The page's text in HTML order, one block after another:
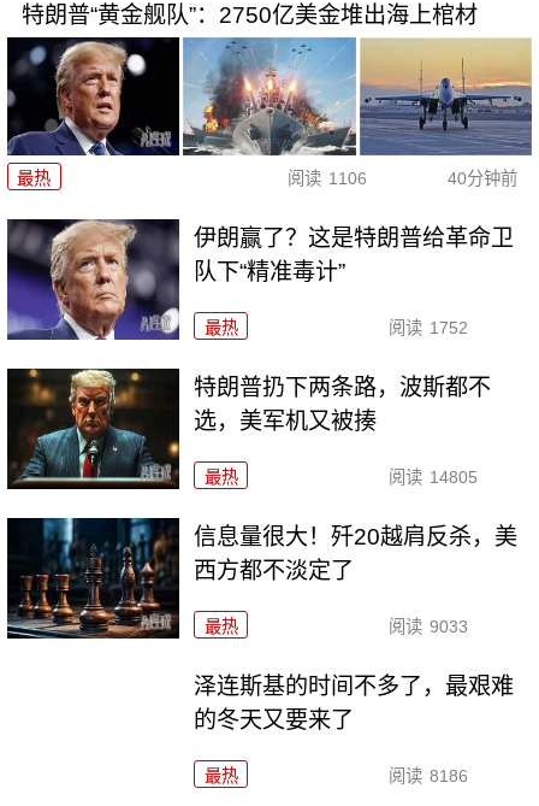
特朗普“黄金舰队”：2750亿美金堆出海上棺材
最热 阅读 1106 40分钟前
伊朗赢了？这是特朗普给革命卫
队下“精准毒计”
最热 阅读 1752
特朗普扔下两条路，波斯都不
选，美军机又被揍
最热 阅读 14805
信息量很大！歼20越肩反杀，美
西方都不淡定了
最热 阅读 9033
泽连斯基的时间不多了，最艰难
的冬天又要来了
最热 阅读 8186